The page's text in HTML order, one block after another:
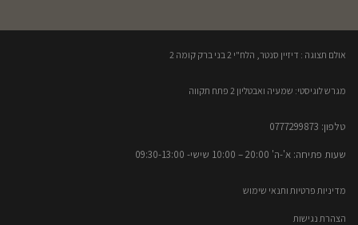
אולם תצוגה : דיזיין סנטר, הלח"י 2 בני ברק קומה 2​
מגרש לוגיסטי: שמעיה ואבטליון 2 פתח תקווה
טלפון: 0777299873​
שעות פתיחה: א'-ה' 20:00 – 10:00​​ שישי- 09:30-13:00
מדיניות פרטיות ותנאי שימוש
הצהרת נגישות